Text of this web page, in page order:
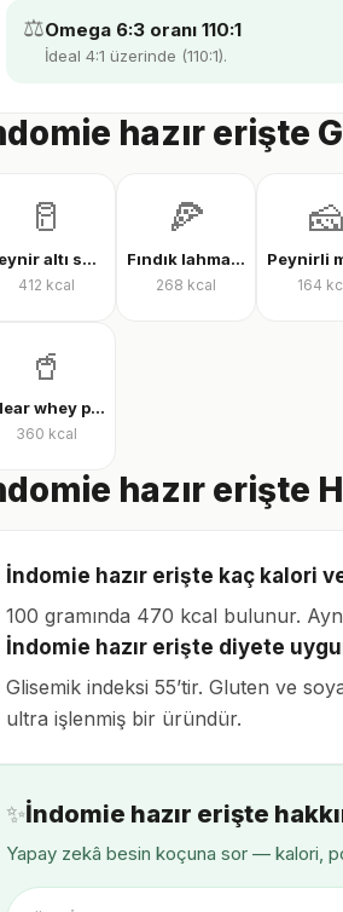
⚖️Omega 6:3 oranı 110:1
İdeal 4:1 üzerinde (110:1).
hazır erişte
🥛
Peynir altı suyu protein tozu
412 kcal
🍕
Fındık lahmacun
268 kcal
🧀
164
🥤
Clear whey protein
360 kcal
hazır erişte
İndomie hazır erişte kaç kalori
100 gramında 470 kcal bulunur.
İndomie hazır erişte diyete
Glisemik indeksi 55’tir. Gluten ve
ultra işlenmiş bir üründür.
✨İndomie hazır erişte
Yapay zekâ besin koçuna sor — kalori,